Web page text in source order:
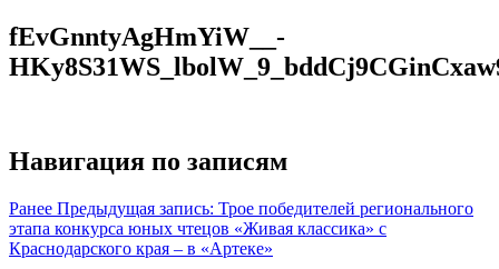
fEvGnntyAgHmYiW__-
Навигация по записям
Ранее Предыдущая запись: Трое победителей регионального
этапа конкурса юных чтецов «Живая классика» с
Краснодарского края – в «Артеке»